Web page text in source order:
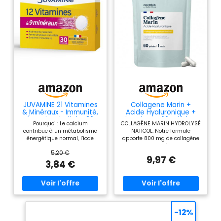
durable et un bien-être
optimal. Une multivitamine
idéale pour un soutien
général.
JUVAMINE 21 Vitamines
& Minéraux - Immunité,
Énergie, Vitalité - 30
Cpr Eff
Pourquoi : Le calcium
contribue à un métabolisme
énergétique normal, l’iode
énergétiques, le manganèse
participe à la production
d’énergie, la vitamine B5 aide
à soutenir le métabolisme, la
vitamine B8 soutient les
réactions énergétiques, la
vitamine B12 favorise l’énergie
5,20 €
3,84 €
Collagene Marin +
Acide Hyaluronique +
Vitamine C, 60 Gélules -
1 Mois
COLLAGÈNE MARIN HYDROLYSÉ
NATICOL. Notre formule
apporte 800 mg de collagène
marin hydrolysé Naticol, un
III issu d’espèces de poisson
moléculaire (2 000 Da)
favorise une excellente
biodisponibilité. AVEC ACIDE
HYALURONIQUE et VITAMINE C.
Vitamine C viennent
9,97 €
-12%